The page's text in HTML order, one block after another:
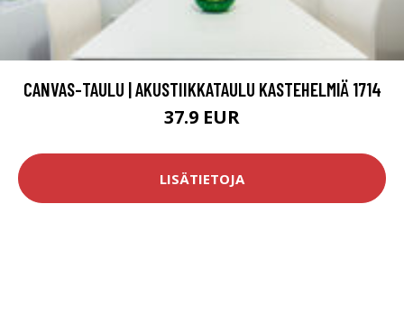
CANVAS-TAULU | AKUSTIIKKATAULU KASTEHELMIÄ 1714
37.9 EUR
LISÄTIETOJA